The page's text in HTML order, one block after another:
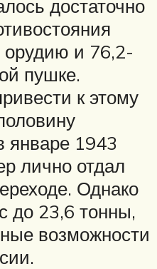
достаточно
и 76,2-
пушке.
к этому
январе 1943
лично отдал
Однако
до 23,6 тонны,
возможности